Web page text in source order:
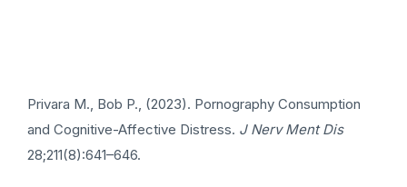
Privara M., Bob P., (2023). Pornography Consumption
and Cognitive-Affective Distress. J Nerv Ment Dis
28;211(8):641–646.